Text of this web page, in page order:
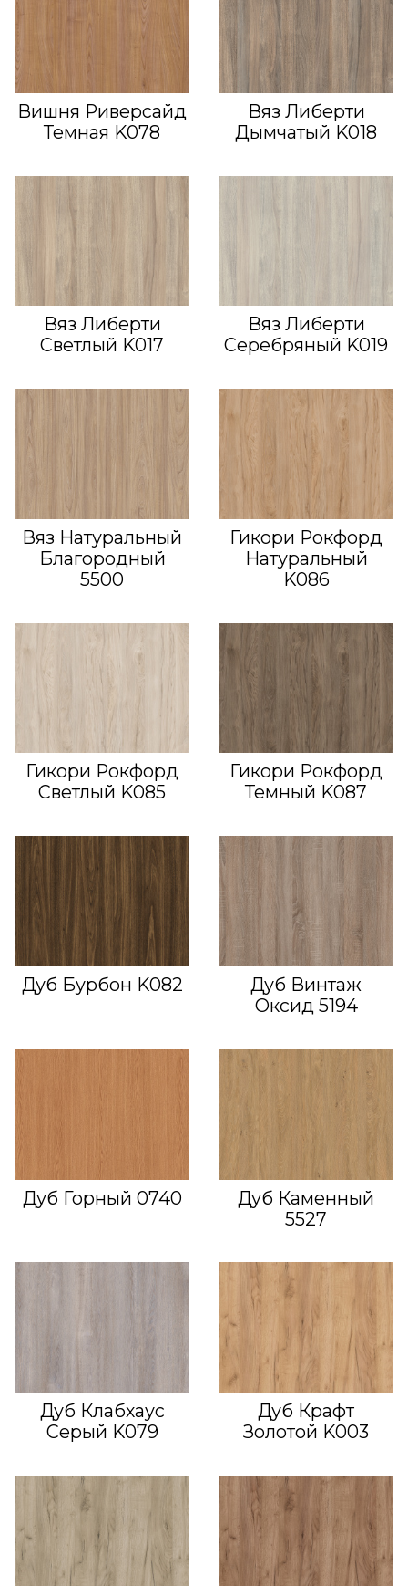
Вишня Риверсайд
Темная K078
Вяз Либерти
Дымчатый K018
Вяз Либерти
Светлый K017
Вяз Либерти
Серебряный K019
Вяз Натуральный
Благородный
5500
Гикори Рокфорд
Натуральный
K086
Гикори Рокфорд
Светлый K085
Гикори Рокфорд
Темный K087
Дуб Бурбон K082
Дуб Винтаж
Оксид 5194
Дуб Горный 0740
Дуб Каменный
5527
Дуб Клабхаус
Серый K079
Дуб Крафт
Золотой K003